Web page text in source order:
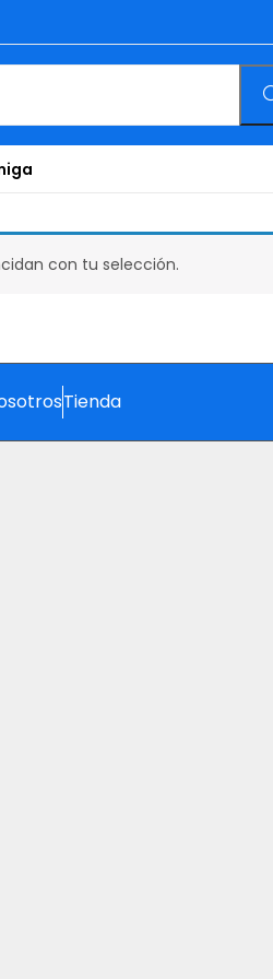
con tu selección.
Tienda